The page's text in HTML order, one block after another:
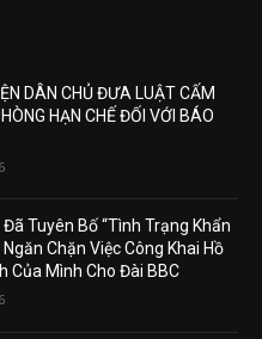
DÂN CHỦ ĐƯA LUẬT CẤM
HẠN CHẾ ĐỐI VỚI BÁO
Tuyên Bố “Tình Trạng Khẩn
Chặn Việc Công Khai Hồ
Của Mình Cho Đài BBC